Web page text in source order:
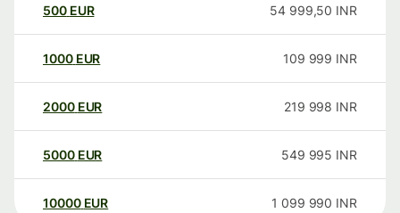
500 EUR 54 999,50 INR
1000 EUR 109 999 INR
2000 EUR 219 998 INR
5000 EUR 549 995 INR
10000 EUR 1 099 990 INR